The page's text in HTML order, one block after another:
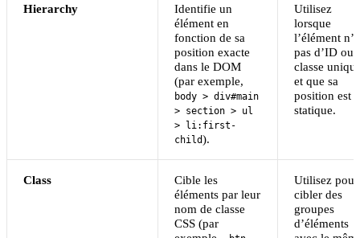
Hierarchy
Identifie un
élément en
fonction de sa
position exacte
dans le DOM
(par exemple,
body > div#main
> section > ul
> li:first-
child).
Utilisez
lorsque
l’élément n’a
pas d’ID ou
classe
et que sa
position est
statique.
Class
Cible les
éléments par leur
nom de classe
CSS (par
Utilisez pour
cibler des
groupes
d’éléments